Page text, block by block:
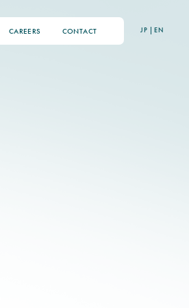
CAREERS CONTACT JP EN